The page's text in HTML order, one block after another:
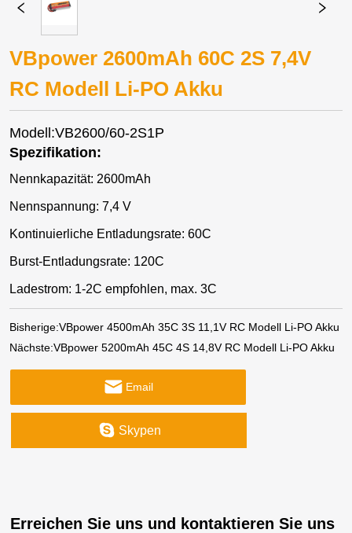
VBpower 2600mAh 60C 2S 7,4V
RC Modell Li-PO Akku
Modell:VB2600/60-2S1P
Spezifikation:
Nennkapazität: 2600mAh
Nennspannung: 7,4 V
Kontinuierliche Entladungsrate: 60C
Burst-Entladungsrate: 120C
Ladestrom: 1-2C empfohlen, max. 3C
Bisherige:VBpower 4500mAh 35C 3S 11,1V RC Modell Li-PO Akku
Nächste:VBpower 5200mAh 45C 4S 14,8V RC Modell Li-PO Akku
Email
Skypen
Erreichen Sie uns und kontaktieren Sie uns